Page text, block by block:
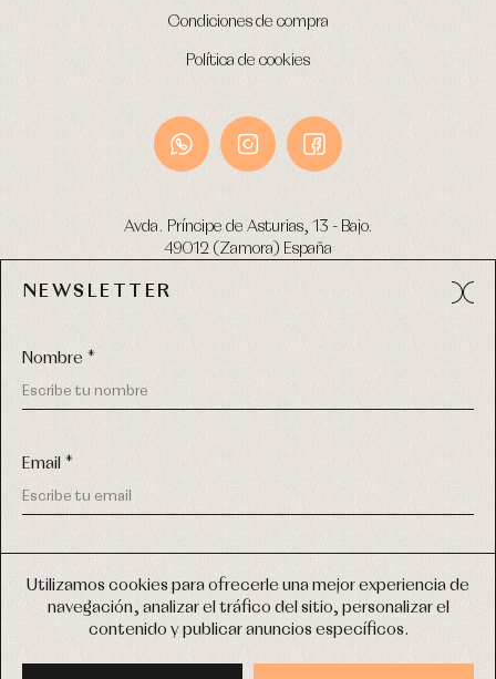
Utilizamos cookies para ofrecerle una mejor experiencia de
navegación, analizar el tráfico del sitio, personalizar el
contenido y publicar anuncios específicos.
Condiciones de compra
Política de cookies
Avda. Príncipe de Asturias, 13 - Bajo.
49012 (Zamora) España
Tel: 980 049 683
COPYRIGHT © 2026 PRIMER BEBÉ.
TODOS LOS DERECHOS RESERVADOS
DISEÑO WEB SGM
NEWSLETTER
Nombre *
Email *
mis datos personales explicada en laPolítica de privacidad
(*) Quiero recibir novedades y comunicaciones comerciales
personalizadas de Primer Bebé a través del email